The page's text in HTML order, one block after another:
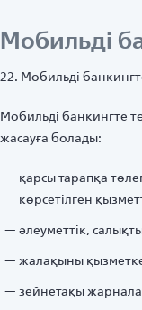
Мобильді
22. Мобильді
Мобильді банкингте
жасауға болады:
қарсы тарапқа
көрсетілген
әлеуметтік,
жалақыны
зейнетақы